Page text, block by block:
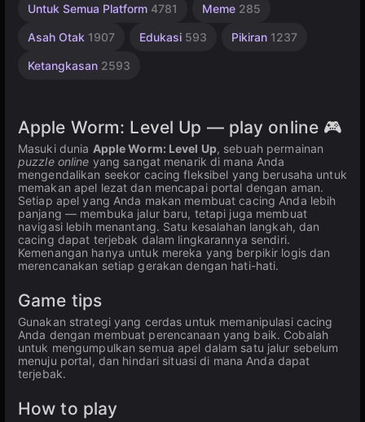
Untuk Semua Platform 4781 Meme 285
Asah Otak 1907 Edukasi 593 Pikiran 1237
Ketangkasan 2593
Desktop
Bayi
Rekomendasi
Online
5021
Apple Worm: Level Up — play online 🎮
Masuki dunia Apple Worm: Level Up, sebuah permainan
puzzle online yang sangat menarik di mana Anda
mengendalikan seekor cacing fleksibel yang berusaha untuk
memakan apel lezat dan mencapai portal dengan aman.
Setiap apel yang Anda makan membuat cacing Anda lebih
panjang — membuka jalur baru, tetapi juga membuat
navigasi lebih menantang. Satu kesalahan langkah, dan
cacing dapat terjebak dalam lingkarannya sendiri.
Kemenangan hanya untuk mereka yang berpikir logis dan
merencanakan setiap gerakan dengan hati-hati.
Game tips
Gunakan strategi yang cerdas untuk memanipulasi cacing
Anda dengan membuat perencanaan yang baik. Cobalah
untuk mengumpulkan semua apel dalam satu jalur sebelum
menuju portal, dan hindari situasi di mana Anda dapat
terjebak.
How to play